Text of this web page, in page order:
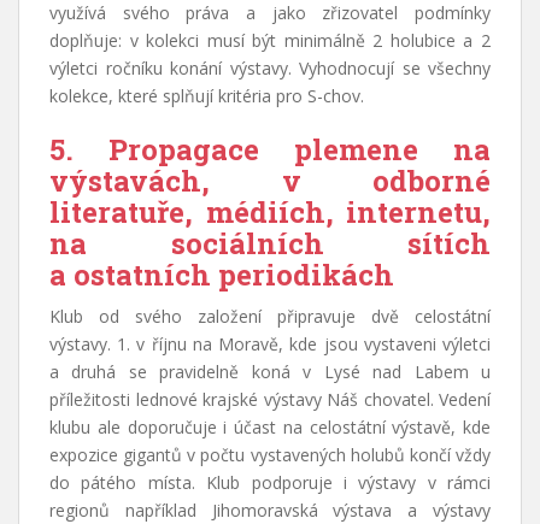
využívá svého práva a jako zřizovatel podmínky
doplňuje: v kolekci musí být minimálně 2 holubice a 2
výletci ročníku konání výstavy. Vyhodnocují se všechny
kolekce, které splňují kritéria pro S-chov.
5. Propagace plemene na
výstavách, v odborné
literatuře, médiích, internetu,
na sociálních sítích
a ostatních periodikách
Klub od svého založení připravuje dvě celostátní
výstavy. 1. v říjnu na Moravě, kde jsou vystaveni výletci
a druhá se pravidelně koná v Lysé nad Labem u
příležitosti lednové krajské výstavy Náš chovatel. Vedení
klubu ale doporučuje i účast na celostátní výstavě, kde
expozice gigantů v počtu vystavených holubů končí vždy
do pátého místa. Klub podporuje i výstavy v rámci
regionů například Jihomoravská výstava a výstavy